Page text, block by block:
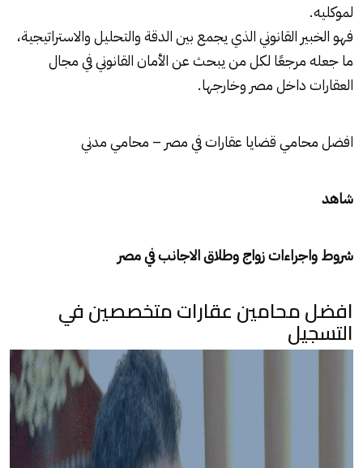
لموكليه.
فهو الخبير القانوني الذي يجمع بين الدقة والتحليل والاستراتيجية،
ما جعله مرجعًا لكل من يبحث عن الأمان القانوني في مجال
العقارات داخل مصر وخارجها.
افضل محامي قضايا عقارات في مصر – محامي مدني
شاهد
شروط واجراءات زواج وطلاق الاجانب في مصر
افضل محامين عقارات متخصصين في
التسجيل